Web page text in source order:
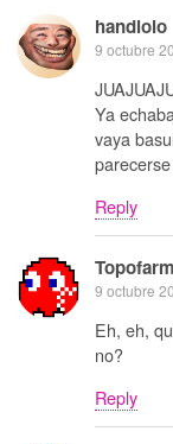
handlolo
9 octubre
Ya
vaya
Reply
9 octubre
Eh, eh,
no?
Reply